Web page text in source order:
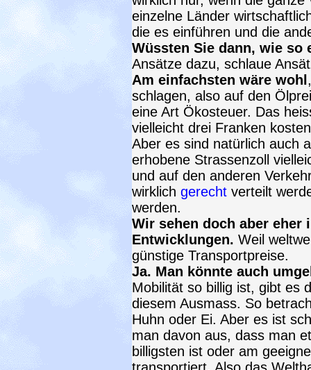
einzelne Länder
die es einführen und die
Wüssten Sie dann, wie so
Ansätze dazu, schlaue
Am einfachsten wäre wohl
schlagen, also auf den
eine Art Ökosteuer. Das
vielleicht drei Franken
Aber es sind natürlich auch
erhobene Strassenzoll
und auf den anderen
wirklich gerecht verteilt
werden.
Wir sehen doch aber eher
Entwicklungen. Weil
günstige Transportpreise.
Ja. Man könnte auch
Mobilität so billig ist, gibt es
diesem Ausmass. So
Huhn oder Ei. Aber es ist
man davon aus, dass man
billigsten ist oder am